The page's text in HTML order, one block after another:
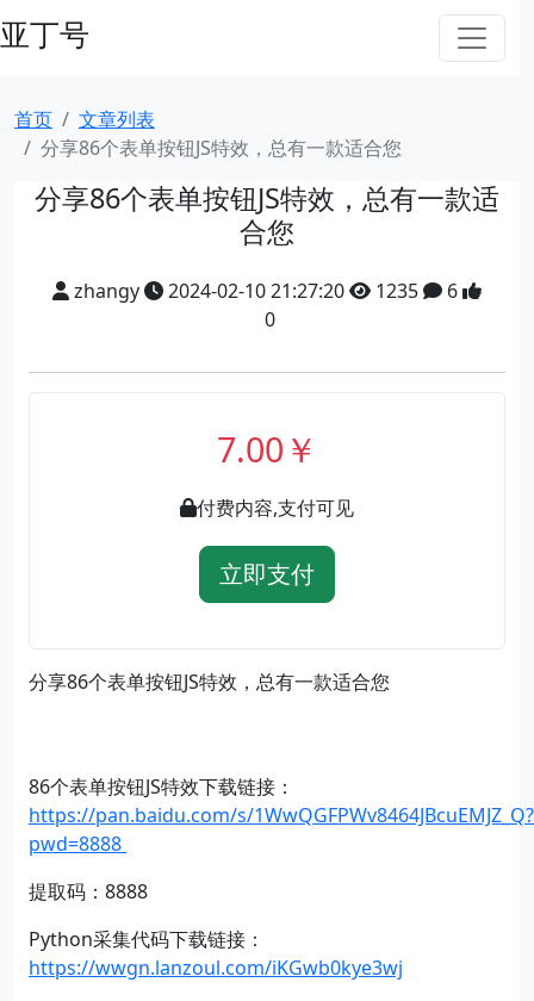
亚丁号
首页
文章列表
分享86个表单按钮JS特效，总有一款适合您
分享86个表单按钮JS特效，总有一款适
合您
zhangy 2024-02-10 21:27:20 1235
6
0
7.00￥
付费内容,支付可见
立即支付
分享86个表单按钮JS特效，总有一款适合您
86个表单按钮JS特效下载链接：
https://pan.baidu.com/s/1WwQGFPWv8464JBcuEMJZ_Q?
pwd=8888
提取码：8888
Python采集代码下载链接：
https://wwgn.lanzoul.com/iKGwb0kye3wj